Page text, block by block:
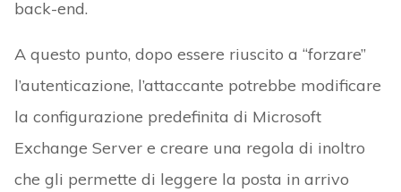
back-end.
A questo punto, dopo essere riuscito a “forzare”
l’autenticazione, l’attaccante potrebbe modificare
la configurazione predefinita di Microsoft
Exchange Server e creare una regola di inoltro
che gli permette di leggere la posta in arrivo